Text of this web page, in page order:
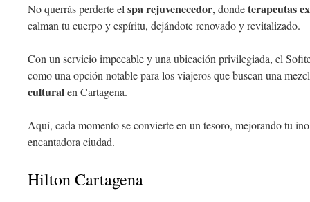
No querrás perderte el spa rejuvenecedor, dondeterapeutas
calman tu cuerpo y espíritu, dejándote renovado y revitalizado.
Con un servicio impecable y una ubicación privilegiada, el
como una opción notable para los viajeros que buscan una
culturalen Cartagena.
Aquí, cada momento se convierte en un tesoro, mejorando tu
encantadora ciudad.
Hilton Cartagena